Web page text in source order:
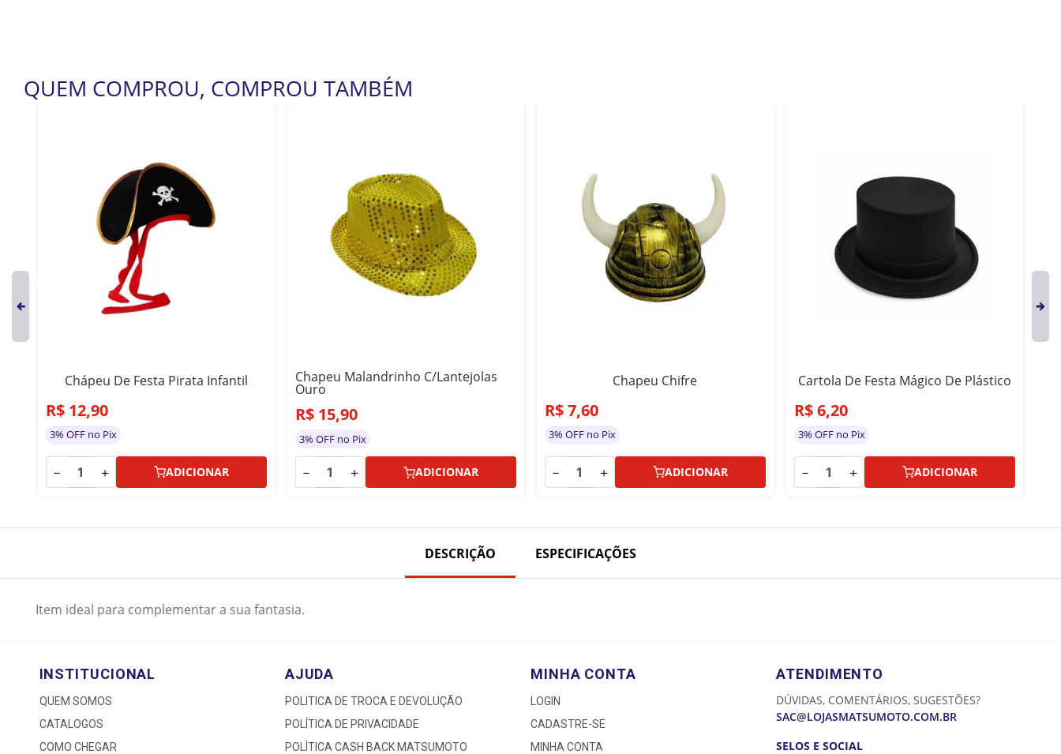
QUEM COMPROU, COMPROU TAMBÉM
Chápeu De Festa Pirata Infantil
R$ 12,90
3% OFF no Pix
－ ＋ ADICIONAR
Chapeu Malandrinho C/Lantejolas
Ouro
R$ 15,90
3% OFF no Pix
－ ＋ ADICIONAR
Chapeu Chifre
R$7,60
3% OFF no Pix
－ ＋ ADICIONAR
Cartola De Festa Mágico De Plástico
R$6,20
3% OFF no Pix
－ ＋ ADICIONAR
DESCRIÇÃO ESPECIFICAÇÕES
Item ideal para complementar a sua fantasia.
INSTITUCIONAL
QUEM SOMOS
CATALOGOS
COMO CHEGAR
AJUDA
POLITICA DE TROCA E DEVOLUÇÃO
POLÍTICA DE PRIVACIDADE
POLÌTICA CASH BACK MATSUMOTO
MINHA CONTA
LOGIN
CADASTRE-SE
MINHA CONTA
ATENDIMENTO
DÚVIDAS, COMENTÁRIOS, SUGESTÕES?
SAC@LOJASMATSUMOTO.COM.BR
SELOS E SOCIAL